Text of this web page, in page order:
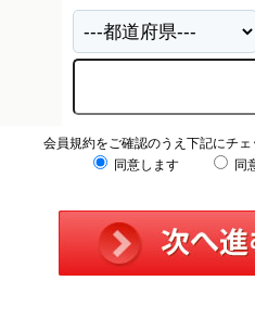
会員規約をご確認のうえ下記にチェ
同意します
同